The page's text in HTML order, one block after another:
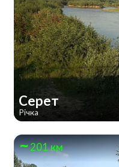
Серет
Річка
201 км